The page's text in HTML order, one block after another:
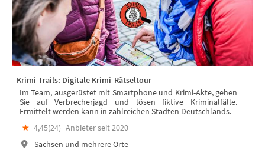
Krimi-Trails: Digitale Krimi-Rätseltour
Im Team, ausgerüstet mit Smartphone und Krimi-Akte, gehen
Sie auf Verbrecherjagd und lösen fiktive Kriminalfälle.
Ermittelt werden kann in zahlreichen Städten Deutschlands.
★ 4,45(24) Anbieter seit 2020
Sachsen und mehrere Orte